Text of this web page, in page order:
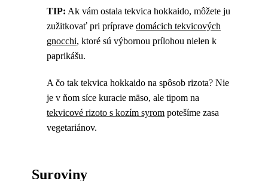
TIP: Ak vám ostala tekvica hokkaido, môžete ju
zužitkovať pri príprave domácich tekvicových
gnocchi, ktoré sú výbornou prílohou nielen k
paprikášu.
A čo tak tekvica hokkaido na spôsob rizota? Nie
je v ňom síce kuracie mäso, ale tipom na
tekvicové rizoto s kozím syrom potešíme zasa
vegetariánov.
Suroviny